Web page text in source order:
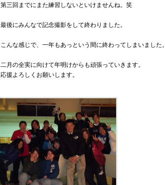
第三回までにまた練習しないといけませんね。笑
最後にみんなで記念撮影をして終わりました。
こんな感じで、一年もあっという間に終わってしまいました。
二月の全実に向けて年明けからも頑張っていきます。
応援よろしくお願いします。